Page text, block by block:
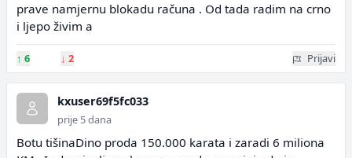
prave namjernu blokadu računa . Od tada radim na crno
i ljepo živim a
↑ 6 ↓ 2 Prijavi
kxuser69f5fc033
prije 5 dana
Botu tišinaDino proda 150.000 karata i zaradi 6 miliona